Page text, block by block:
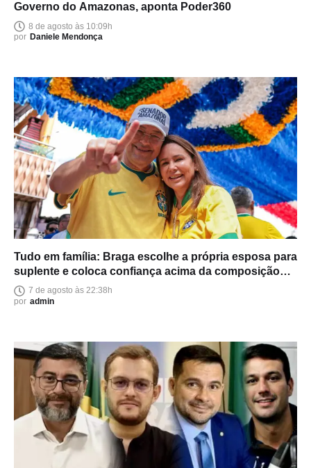
Governo do Amazonas, aponta Poder360
8 de agosto às 10:09h
por Daniele Mendonça
Tudo em família: Braga escolhe a própria esposa para
suplente e coloca confiança acima da composição
política
7 de agosto às 22:38h
por admin